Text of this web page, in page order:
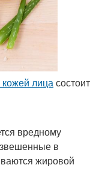
кожей лица состоит
вредному
в
жировой